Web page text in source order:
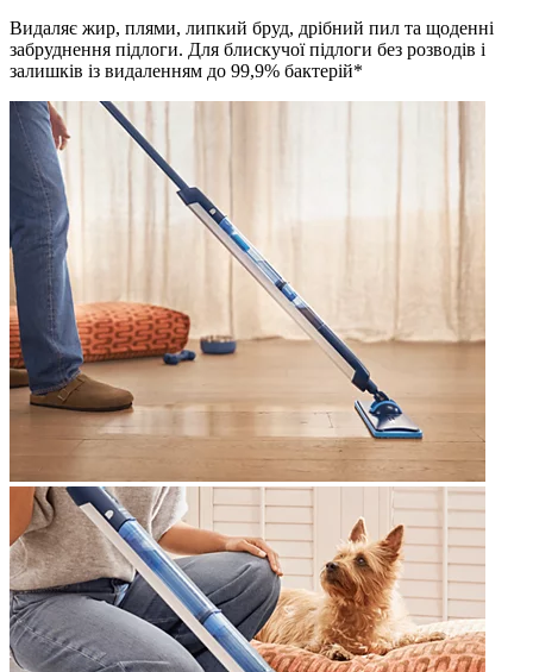
Видаляє жир, плями, липкий бруд, дрібний пил та щоденні
забруднення підлоги. Для блискучої підлоги без розводів і
залишків із видаленням до 99,9% бактерій*